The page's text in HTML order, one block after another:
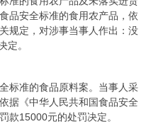
品安全标准的食用农产品，依
规定，对涉事当事人作出：没
定。
标准的食品原料案。当事人采
据《中华人民共和国食品安全
款15000元的处罚决定。